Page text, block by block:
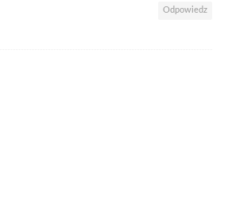
Odpowiedz